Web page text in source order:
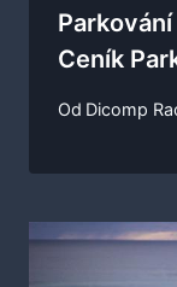
Ceník
Od Dicomp